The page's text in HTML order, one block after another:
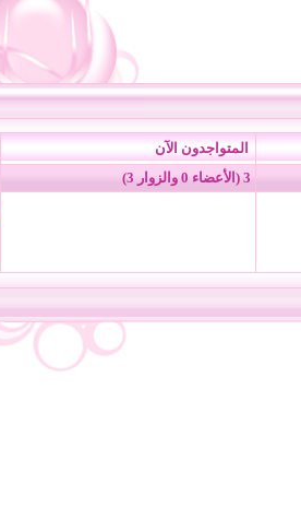
المتواجدون الآن
3 (الأعضاء 0 والزوار 3)